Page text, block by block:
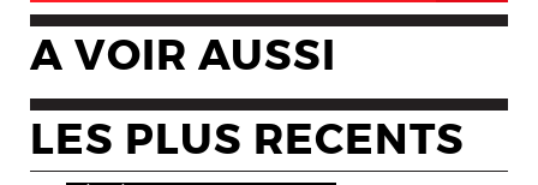
A VOIR AUSSI
LES PLUS RECENTS